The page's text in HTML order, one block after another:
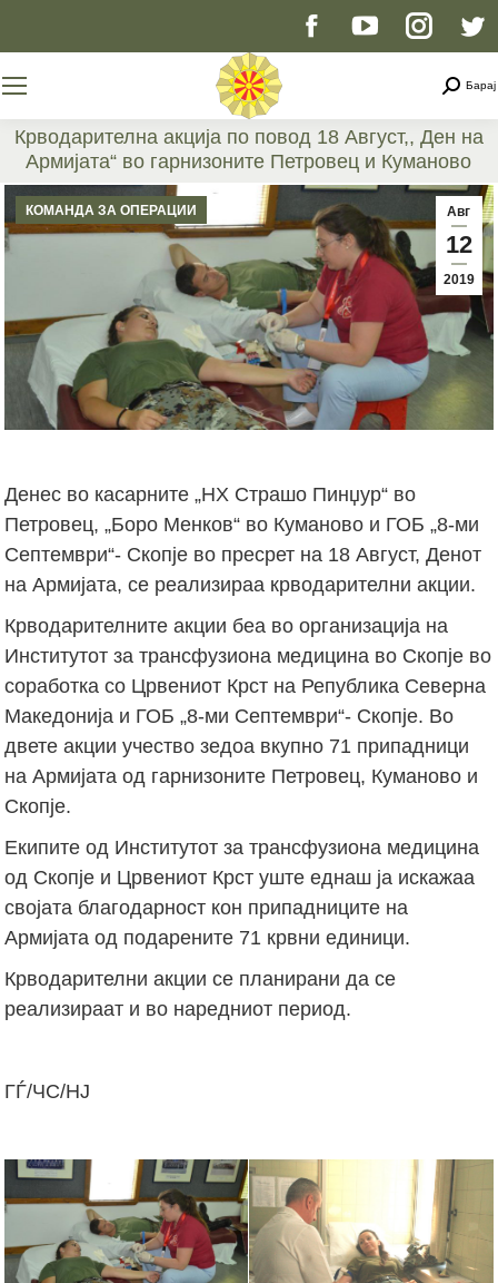
Facebook
opens
in
new
window
YouTube
opens
in
new
window
page
opens
in
new
window
Барај
Крводарителна акција по повод 18 Август,, Ден на
Армијата“ во гарнизоните Петровец и Куманово
You are here:
Авг
12
2019
КОМАНДА ЗА ОПЕРАЦИИ
Денес во касарните „НХ Страшо Пинџур“ во
Петровец, „Боро Менков“ во Куманово и ГОБ „8-ми
Септември“- Скопје во пресрет на 18 Август, Денoт
на Армијата, се реализираа крводарителни акции.
Крводарителните акции беа во организација на
Институтот за трансфузиона медицина во Скопје во
соработка со Црвениот Крст на Република Северна
Македонија и ГОБ „8-ми Септември“- Скопје. Во
двете акции учество зедоа вкупно 71 припадници
на Армијата од гарнизоните Петровец, Куманово и
Скопје.
Екипите од Институтот за трансфузиона медицина
од Скопје и Црвениот Крст уште еднаш ја искажаа
својата благодарност кон припадниците на
Армијата од подарените 71 крвни единици.
Крводарителни акции се планирани да се
реализираат и во наредниот период.
ГЃ/ЧС/НЈ